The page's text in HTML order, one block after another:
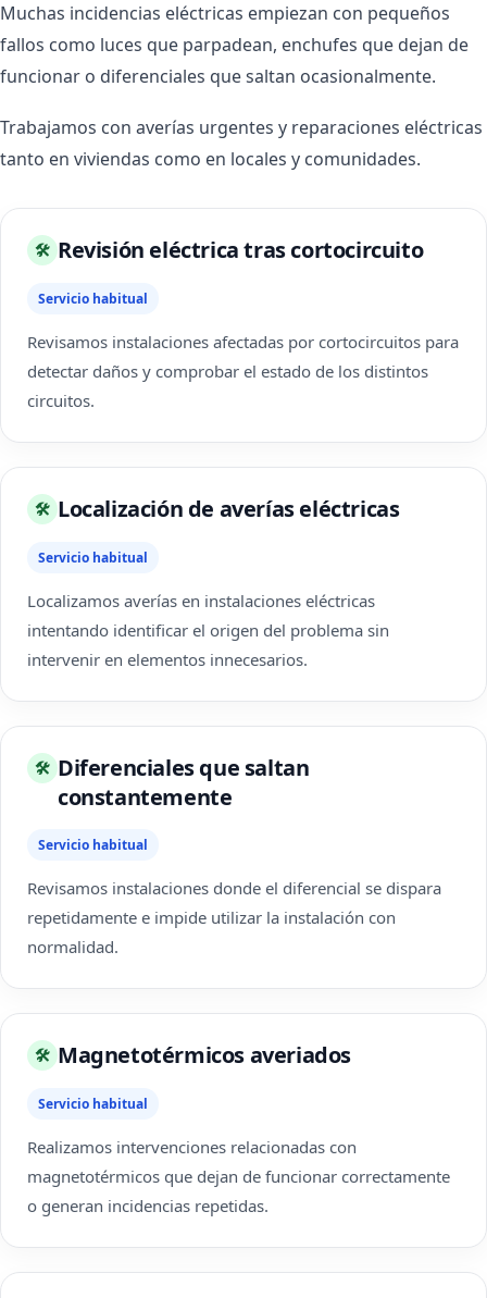
Muchas incidencias eléctricas empiezan con pequeños
fallos como luces que parpadean, enchufes que dejan de
funcionar o diferenciales que saltan ocasionalmente.
Trabajamos con averías urgentes y reparaciones eléctricas
tanto en viviendas como en locales y comunidades.
🛠 Revisión eléctrica tras cortocircuito
Servicio habitual
Revisamos instalaciones afectadas por cortocircuitos para
detectar daños y comprobar el estado de los distintos
circuitos.
🛠 Localización de averías eléctricas
Servicio habitual
Localizamos averías en instalaciones eléctricas
intentando identificar el origen del problema sin
intervenir en elementos innecesarios.
🛠 Diferenciales que saltan
constantemente
Servicio habitual
Revisamos instalaciones donde el diferencial se dispara
repetidamente e impide utilizar la instalación con
normalidad.
🛠 Magnetotérmicos averiados
Servicio habitual
Realizamos intervenciones relacionadas con
magnetotérmicos que dejan de funcionar correctamente
o generan incidencias repetidas.